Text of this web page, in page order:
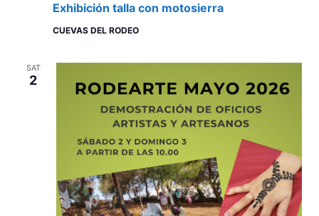
Exhibición talla con motosierra
CUEVAS DEL RODEO
SAT
2